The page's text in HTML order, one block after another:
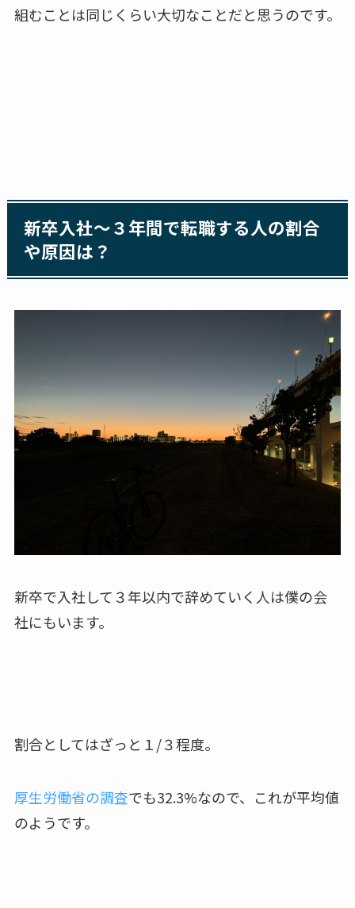
組むことは同じくらい大切なことだと思うのです。
新卒入社～３年間で転職する人の割合
や原因は？
新卒で入社して３年以内で辞めていく人は僕の会
社にもいます。
割合としてはざっと１/３程度。
厚生労働省の調査でも32.3%なので、これが平均値
のようです。